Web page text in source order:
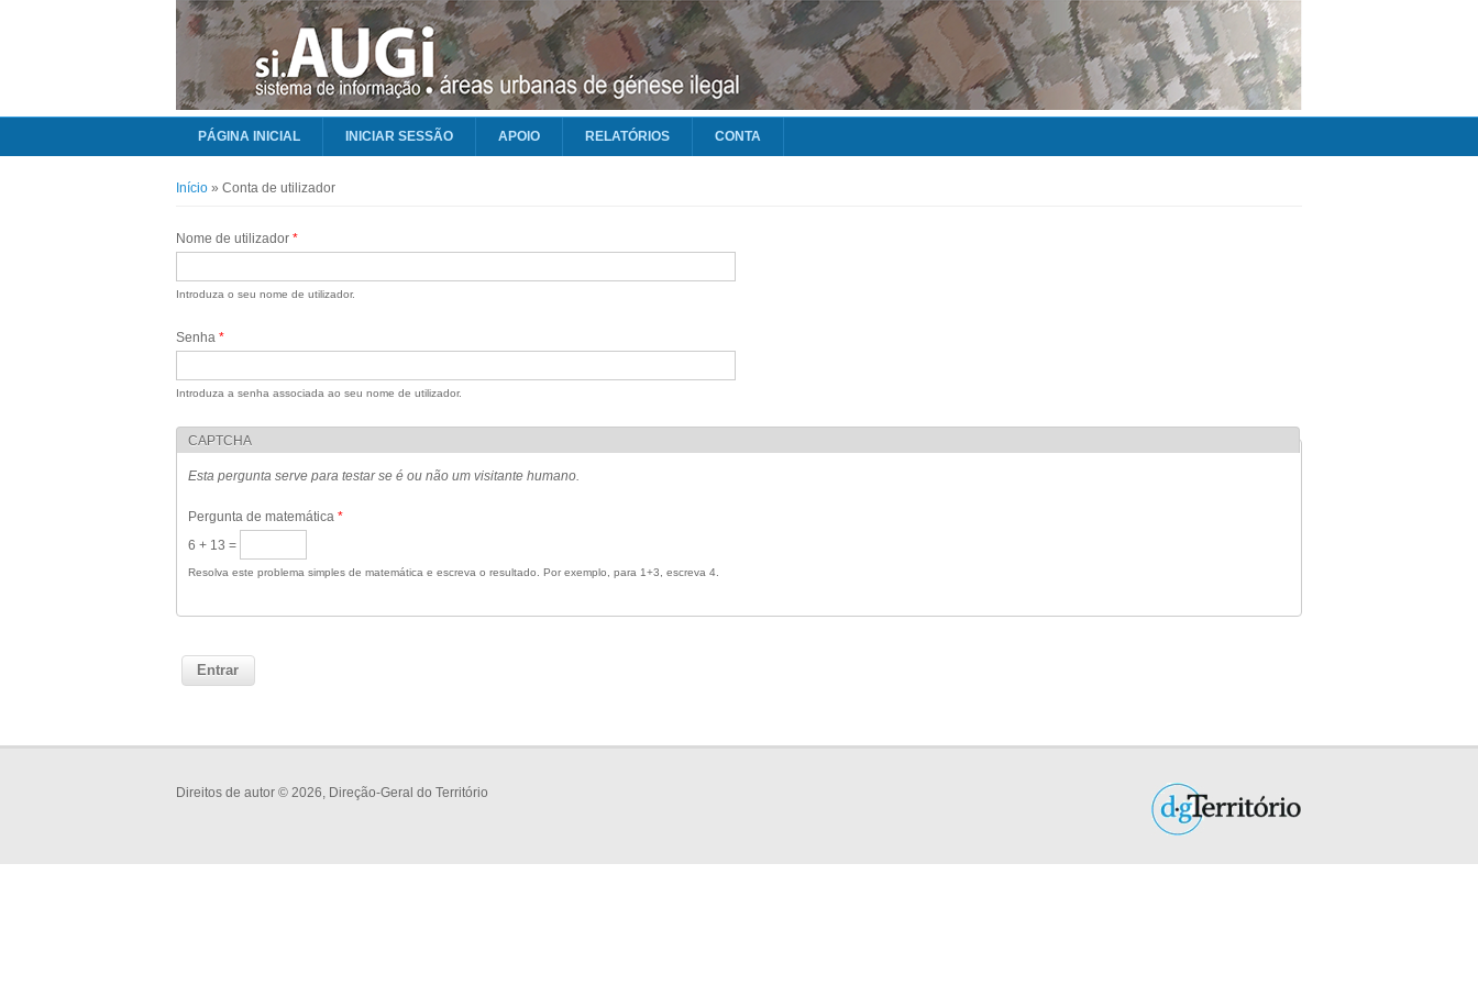
PÁGINA INICIAL INICIAR SESSÃO APOIO RELATÓRIOS CONTA
Está aqui
Início » Conta de utilizador
Nome de utilizador *
Introduza o seu nome de utilizador.
Senha *
Introduza a senha associada ao seu nome de utilizador.
CAPTCHA
Esta pergunta serve para testar se é ou não um visitante humano.
Pergunta de matemática *
6 + 13 =
Resolva este problema simples de matemática e escreva o resultado. Por exemplo, para 1+3, escreva 4.
Direitos de autor © 2026, Direção-Geral do Território